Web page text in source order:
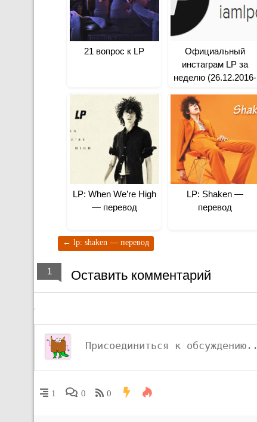
21 вопрос к LP
Официальный
инстаграм LP за
неделю (26.12.2016-
LP: When We’re High
— перевод
LP: Shaken —
перевод
← lp: shaken — перевод
1 Оставить комментарий
1 0 0